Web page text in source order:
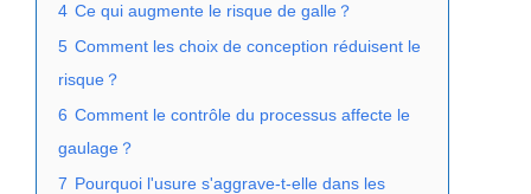
4 Ce qui augmente le risque de galle？
5 Comment les choix de conception réduisent le
risque？
6 Comment le contrôle du processus affecte le
gaulage？
7 Pourquoi l'usure s'aggrave-t-elle dans les